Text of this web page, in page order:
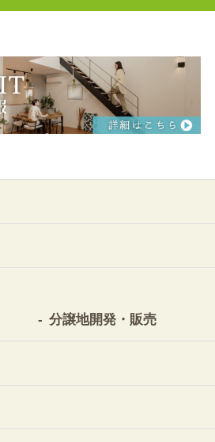
分譲地開発・販売